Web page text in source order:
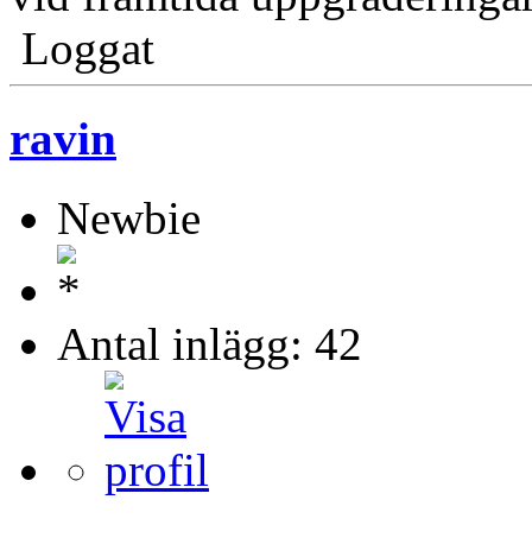
Loggat
ravin
Newbie
Antal inlägg: 42